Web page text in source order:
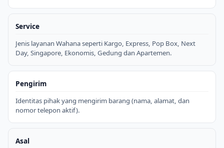
Service
Jenis layanan Wahana seperti Kargo, Express, Pop Box, Next
Day, Singapore, Ekonomis, Gedung dan Apartemen.
Pengirim
Identitas pihak yang mengirim barang (nama, alamat, dan
nomor telepon aktif).
Asal